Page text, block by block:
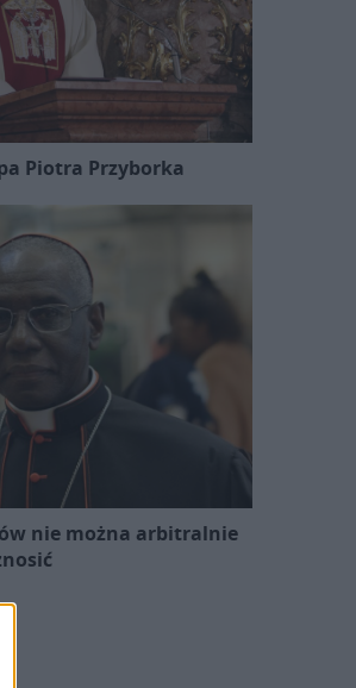
Piotra Przyborka
nie można arbitralnie